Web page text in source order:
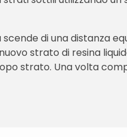
di una distanza
strato di resina
strato. Una volta